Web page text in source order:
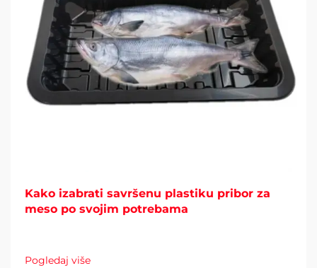
Kako izabrati savršenu plastiku pribor za
meso po svojim potrebama
Pogledaj više